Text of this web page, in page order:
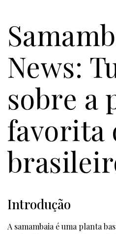
News:
sobre a
favorita
Introdução
A samambaia é uma planta